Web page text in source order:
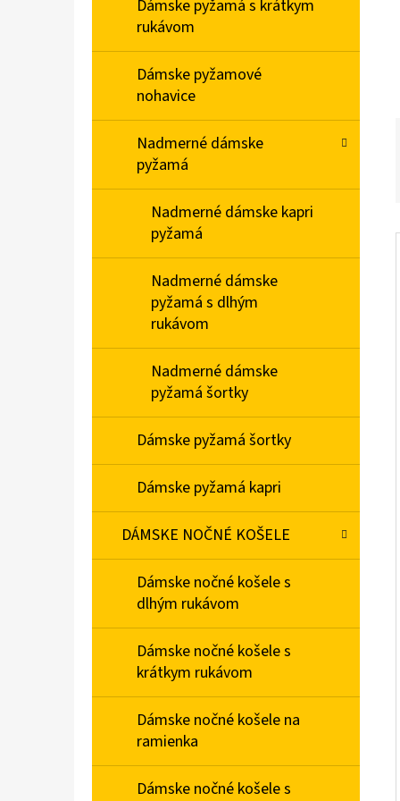
Dámske pyžamá s krátkym
rukávom
Dámske pyžamové
nohavice
Nadmerné dámske
pyžamá
Nadmerné dámske kapri
pyžamá
Nadmerné dámske
pyžamá s dlhým
rukávom
Nadmerné dámske
pyžamá šortky
Dámske pyžamá šortky
Dámske pyžamá kapri
DÁMSKE NOČNÉ KOŠELE
Dámske nočné košele s
dlhým rukávom
Dámske nočné košele s
krátkym rukávom
Dámske nočné košele na
ramienka
Dámske nočné košele s
RUKÁVOM VIANOCE
€20,90